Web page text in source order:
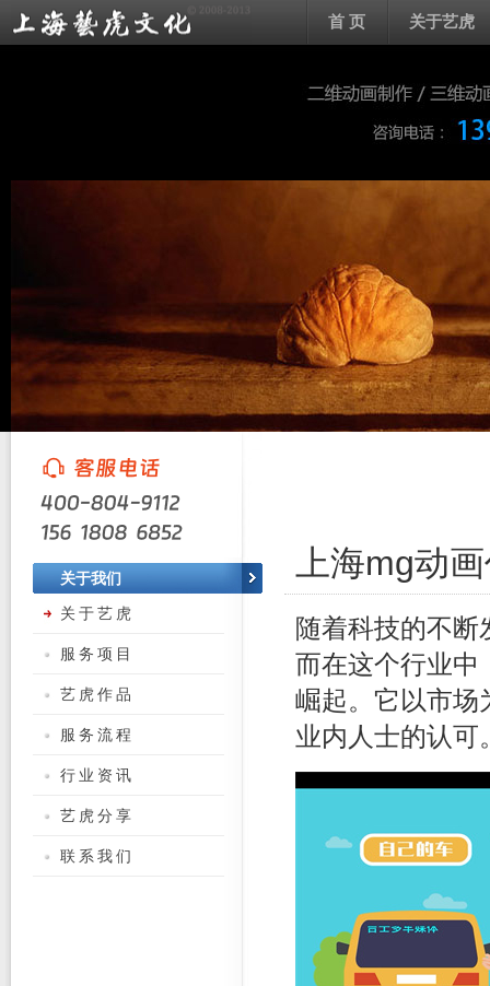
首 页 关于艺虎
上海mg动
随着科技的不断
而在这个行业中
崛起。它以市场
业内人士的认可
关于我们
关于艺虎
服务项目
艺虎作品
服务流程
行业资讯
艺虎分享
联系我们